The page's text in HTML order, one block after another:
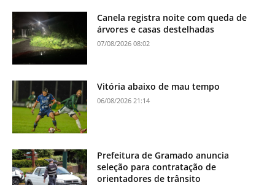
Canela registra noite com queda de
árvores e casas destelhadas
07/08/2026 08:02
Vitória abaixo de mau tempo
06/08/2026 21:14
Prefeitura de Gramado anuncia
seleção para contratação de
orientadores de trânsito